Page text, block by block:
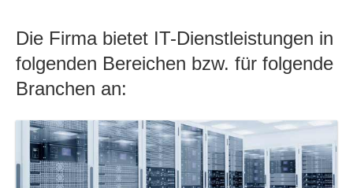
Die Firma bietet IT-Dienstleistungen in
folgenden Bereichen bzw. für folgende
Branchen an: